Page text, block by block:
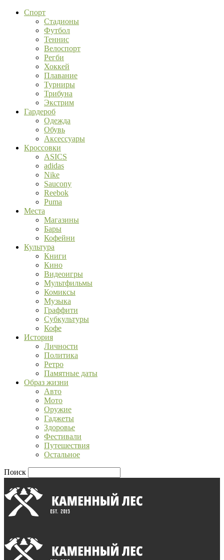
Спорт
Стадионы
Футбол
Теннис
Велоспорт
Регби
Хоккей
Плавание
Турниры
Трибуна
Экстрим
Гардероб
Одежда
Обувь
Аксессуары
Кроссовки
ASICS
adidas
Nike
Saucony
Reebok
Puma
Места
Магазины
Бары
Кофейни
Культура
Книги
Кино
Видеоигры
Мультфильмы
Комиксы
Музыка
Граффити
Субкультуры
Кофе
История
Личности
Политика
Ретро
Памятные даты
Образ жизни
Авто
Мото
Оружие
Гаджеты
Здоровье
Фестивали
Путешествия
Остальное
Поиск